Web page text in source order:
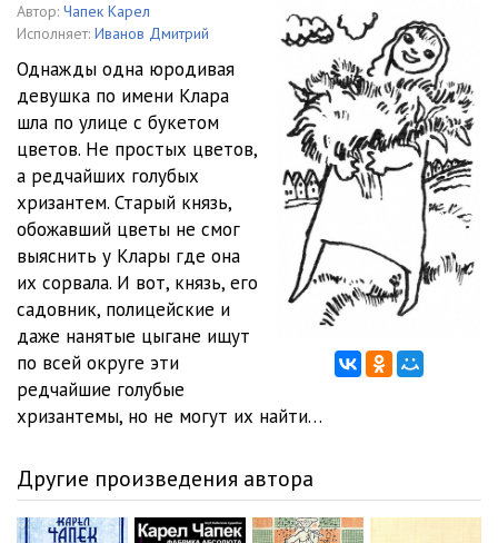
Автор: Чапек Карел
Исполняет: Иванов Дмитрий
Однажды одна юродивая
девушка по имени Клара
шла по улице с букетом
цветов. Не простых цветов,
а редчайших голубых
хризантем. Старый князь,
обожавший цветы не смог
выяснить у Клары где она
их сорвала. И вот, князь, его
садовник, полицейские и
даже нанятые цыгане ищут
по всей округе эти
редчайшие голубые
хризантемы, но не могут их найти…
Другие произведения автора